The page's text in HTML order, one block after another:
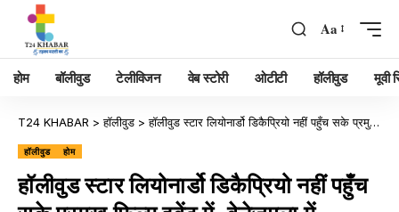
Aa
होम बॉलीवुड टेलीविजन वेब स्टोरी ओटीटी हॉलीवुड मूवी
T24 KHABAR >हॉलीवुड >हॉलीवुड स्टार लियोनार्डो डिकैप्रियो नहीं पहुँच सके प्रमुख फिल्म इवेंट में, वेनेज़ुएला में अमेरिकी सैन्य गतिविधियों के कारण कैरिबियन एयर ट्रैवल प्रभावित
हॉलीवुड होम
हॉलीवुड स्टार लियोनार्डो डिकैप्रियो नहीं पहुँच